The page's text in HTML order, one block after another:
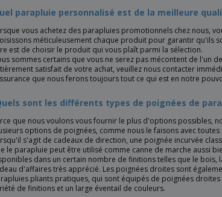
parapluie personnalisé est de la meilleure
vous achetez des parapluies promotionnels chez nous,
méticuleusement chaque produit pour garantir qu'ils
est de choisir le produit qui vous plaît parmi la sélection.
sommes certains que vous ne serez pas mécontent de l'un
satisfait de votre achat, veuillez nous contacter
que nous ferons toujours tout ce qui est en notre
sont les différents types de poignées de
que nous voulons vous fournir le plus d'options possibles,
options de poignées, comme nous le faisons avec toutes
s'agit de cadeaux de direction, une poignée incurvée
le parapluie peut être utilisé comme canne de marche aussi
dans un certain nombre de finitions telles que le
d'affaires très apprécié. Les poignées droites sont
pliants pratiques, qui sont équipés de poignées
de finitions et un large éventail de couleurs.